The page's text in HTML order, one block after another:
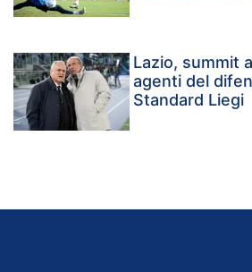
Lazio, summit
agenti del
Standard Liegi